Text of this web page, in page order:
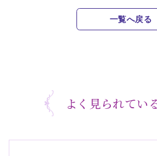
一覧へ戻る
よく見られてい